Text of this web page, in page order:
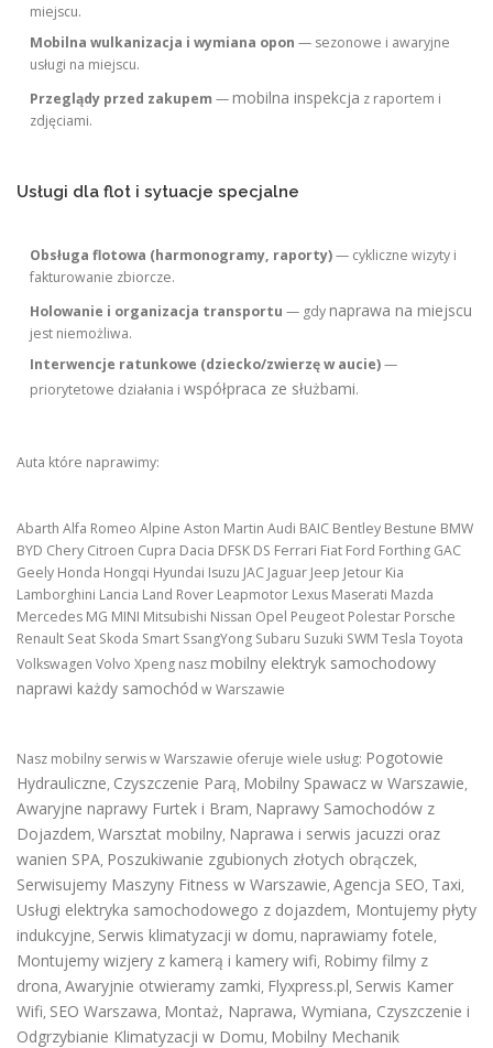
miejscu.
Mobilna wulkanizacja i wymiana opon — sezonowe i awaryjne
usługi na miejscu.
Przeglądy przed zakupem —mobilna inspekcja z raportem i
zdjęciami.
Usługi dla flot i sytuacje specjalne
Obsługa flotowa (harmonogramy, raporty)— cykliczne wizyty i
fakturowanie zbiorcze.
Holowanie i organizacja transportu — gdynaprawa na miejscu
jest niemożliwa.
Interwencje ratunkowe (dziecko/zwierzę w aucie)—
priorytetowe działania iwspółpraca ze służbami.
Auta które naprawimy:
Abarth Alfa Romeo Alpine Aston Martin Audi BAIC Bentley Bestune BMW
BYD Chery Citroen Cupra Dacia DFSK DS Ferrari Fiat Ford Forthing GAC
Geely Honda Hongqi Hyundai Isuzu JAC Jaguar Jeep Jetour Kia
Lamborghini Lancia Land Rover Leapmotor Lexus Maserati Mazda
Mercedes MG MINI Mitsubishi Nissan Opel Peugeot Polestar Porsche
Renault Seat Skoda Smart SsangYong Subaru Suzuki SWM Tesla Toyota
Volkswagen Volvo Xpeng naszmobilny elektryk samochodowy
naprawi każdy samochód w Warszawie
Nasz mobilny serwis w Warszawie oferuje wiele usług: Pogotowie
Hydrauliczne, Czyszczenie Parą, Mobilny Spawacz w Warszawie,
Awaryjne naprawy Furtek i Bram, Naprawy Samochodów z
Dojazdem, Warsztat mobilny, Naprawa i serwis jacuzzi oraz
wanien SPA, Poszukiwanie zgubionych złotych obrączek,
Serwisujemy Maszyny Fitness w Warszawie, Agencja SEO, Taxi,
Usługi elektryka samochodowego z dojazdem, Montujemy płyty
indukcyjne, Serwis klimatyzacji w domu, naprawiamy fotele,
Montujemy wizjery z kamerą i kamery wifi, Robimy filmy z
drona, Awaryjnie otwieramy zamki, Flyxpress.pl, Serwis Kamer
Wifi, SEO Warszawa, Montaż, Naprawa, Wymiana, Czyszczenie i
Odgrzybianie Klimatyzacji w Domu, Mobilny Mechanik